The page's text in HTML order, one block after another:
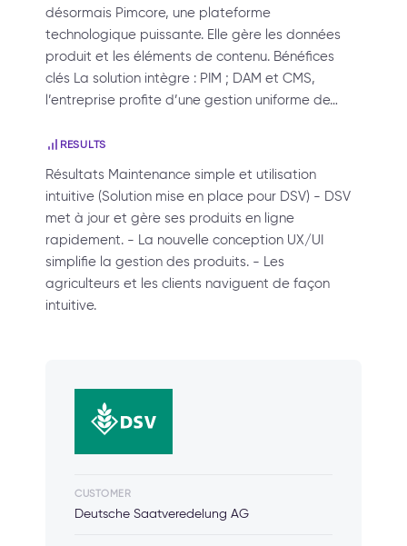
désormais Pimcore, une plateforme
technologique puissante. Elle gère les données
produit et les éléments de contenu. Bénéfices
clés La solution intègre : PIM ; DAM et CMS,
l’entreprise profite d’une gestion uniforme de…
RESULTS
Résultats Maintenance simple et utilisation
intuitive (Solution mise en place pour DSV) - DSV
met à jour et gère ses produits en ligne
rapidement. - La nouvelle conception UX/UI
simplifie la gestion des produits. - Les
agriculteurs et les clients naviguent de façon
intuitive.
CUSTOMER
Deutsche Saatveredelung AG